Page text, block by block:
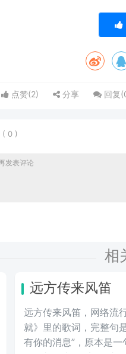
点赞(2) 分享 回复(
( 0 )
相
远方传来风笛
远方传来风笛，网络流
就》里的歌词，完整句
有你的消息”，原本是